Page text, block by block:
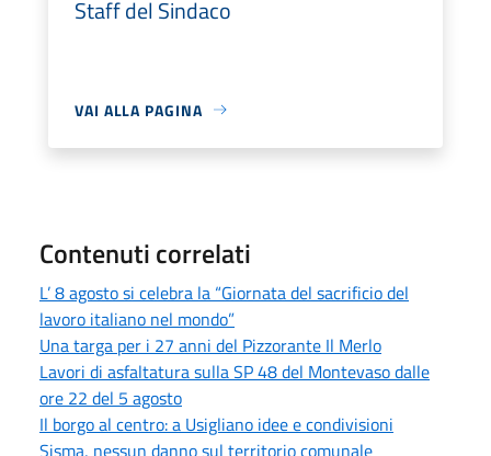
Staff del Sindaco
VAI ALLA PAGINA
Contenuti correlati
L’ 8 agosto si celebra la “Giornata del sacrificio del
lavoro italiano nel mondo”
Una targa per i 27 anni del Pizzorante Il Merlo
Lavori di asfaltatura sulla SP 48 del Montevaso dalle
ore 22 del 5 agosto
Il borgo al centro: a Usigliano idee e condivisioni
Sisma, nessun danno sul territorio comunale